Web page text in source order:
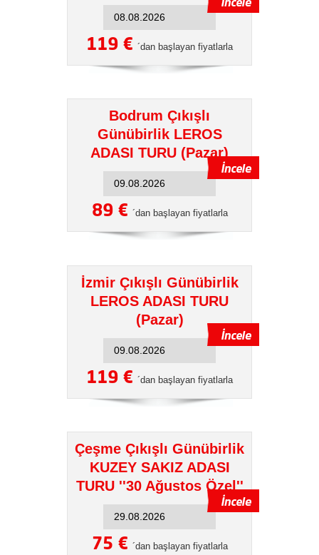
119 € ´dan başlayan fiyatlarla
Bodrum Çıkışlı
Günübirlik LEROS
ADASI TURU (Pazar)
89 € ´dan başlayan fiyatlarla
İzmir Çıkışlı Günübirlik
LEROS ADASI TURU
(Pazar)
119 € ´dan başlayan fiyatlarla
Çeşme Çıkışlı Günübirlik
KUZEY SAKIZ ADASI
TURU ''30 Ağustos Özel''
75 € ´dan başlayan fiyatlarla